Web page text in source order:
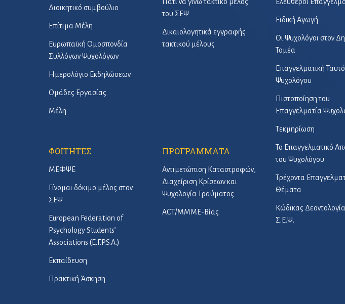
Διοικητικό συμβούλιο
Επίτιμα Μέλη
Ευρωπαϊκή Ομοσπονδία
Συλλόγων Ψυχολόγων
Ημερολόγιο Εκδηλώσεων
Ομάδες Εργασίας
Μέλη
του ΣΕΨ
Δικαιολογητικά εγγραφής
τακτικού μέλους
Ειδική Αγωγή
Οι Ψυχολόγοι στον
Τομέα
Επαγγελματική
Ψυχολόγου
Πιστοποίηση του
Επαγγελματία
Τεκμηρίωση
Το Επαγγελματικό
του Ψυχολόγου
Τρέχοντα
Θέματα
Κώδικας
Σ.Ε.Ψ.
ΦΟΙΤΗΤΕΣ
ΜΕΦΨΕ
Γίνομαι δόκιμο μέλος στον
ΣΕΨ
European Federation of
Psychology Students’
Associations (E.F.P.S.A.)
Εκπαίδευση
Πρακτική Άσκηση
ΠΡΟΓΡΑΜΜΑΤΑ
Αντιμετώπιση Καταστροφών,
Διαχείριση Κρίσεων και
Ψυχολογία Τραύματος
ACT/ΜΜΜΕ-Βίας